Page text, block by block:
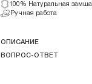
100% Натуральная замша
Ручная работа
ОПИСАНИЕ
ВОПРОС-ОТВЕТ